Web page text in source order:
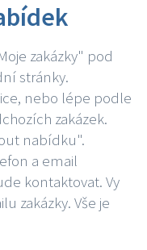
zakázky" pod
stránky.
nebo lépe podle
zakázek.
nabídku".
a email
kontaktovat. Vy
zakázky. Vše je